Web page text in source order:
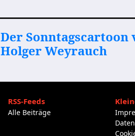
Der Sonntagscartoon
Holger Weyrauch
RSS-Feeds
Alle Beiträge